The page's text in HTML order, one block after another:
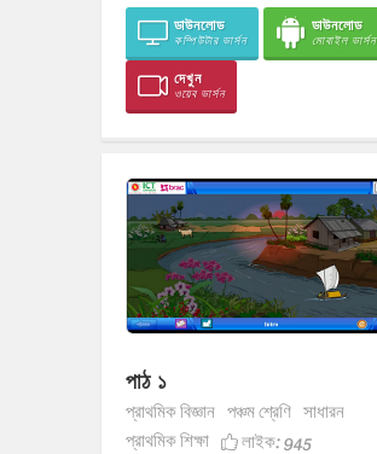
ডাউনলোড
কম্পিউটার ভার্সন
ডাউনলোড
মোবাইল ভার্সন
দেখুন
ওয়েব ভার্সন
পাঠ ১
প্রাথমিক বিজ্ঞান পঞ্চম শ্রেণি সাধারন
প্রাথমিক শিক্ষা
লাইক:945